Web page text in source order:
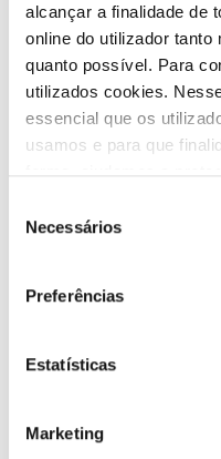
alcançar a finalidade de
online do utilizador tanto
quanto possível. Para
utilizados cookies.
essencial que os
usamos e para que
forma, ajudamos a
simples possível de
Necessários
Preferências
Estatísticas
Marketing
ATIVIDADE
Regulação
Regulamentação
Regulamentos - combustíveis e